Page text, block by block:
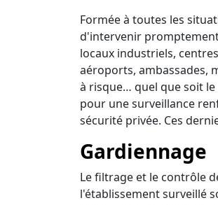
Formée à toutes les
d'intervenir
locaux industriels,
aéroports, ambassades,
à risque… quel que soit
pour une surveillance
sécurité privée. Ces
Gardiennage
Le filtrage et le contrôle
l'établissement surveillé